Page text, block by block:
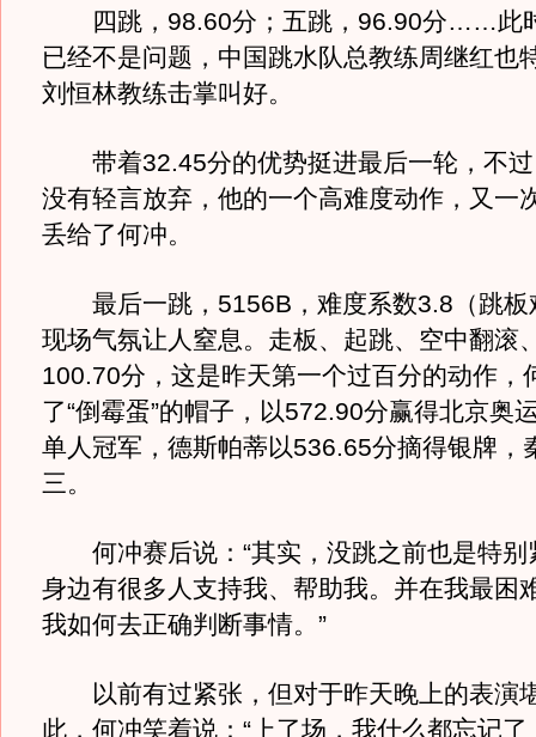
四跳，98.60分；五跳，96.90分……此
已经不是问题，中国跳水队总教练周继红也
刘恒林教练击掌叫好。
带着32.45分的优势挺进最后一轮，不过
没有轻言放弃，他的一个高难度动作，又一
丢给了何冲。
最后一跳，5156B，难度系数3.8（跳板
现场气氛让人窒息。走板、起跳、空中翻
100.70分，这是昨天第一个过百分的动作，
了“倒霉蛋”的帽子，以572.90分赢得北京奥
单人冠军，德斯帕蒂以536.65分摘得银牌，
三。
何冲赛后说：“其实，没跳之前也是特别
身边有很多人支持我、帮助我。并在我最困
我如何去正确判断事情。”
以前有过紧张，但对于昨天晚上的表演
此，何冲笑着说：“上了场，我什么都忘记